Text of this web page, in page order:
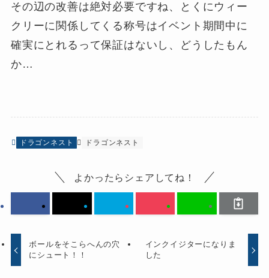
その辺の改善は絶対必要ですね、とくにウィー
クリーに関係してくる称号はイベント期間中に
確実にとれるって保証はないし、どうしたもん
か…
ドラゴンネスト ドラゴンネスト
よかったらシェアしてね！
ボールをそこらへんの穴
にシュート！！
インクイジターになりま
した